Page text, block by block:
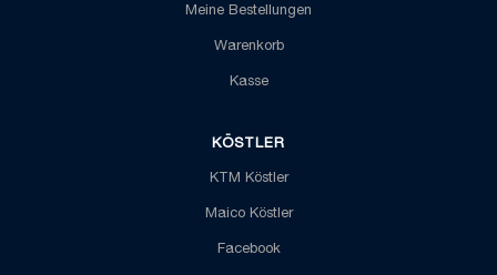
Meine Bestellungen
Warenkorb
Kasse
KÖSTLER
KTM Köstler
Maico Köstler
Facebook